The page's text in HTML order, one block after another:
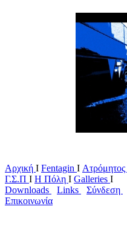
Αρχική Ι Fentagin I Ατρόμητος
Γ.Σ.Π Ι Η Πόλη Ι Galleries I
Downloads
Links Σύνδεση
Επικοινωνία